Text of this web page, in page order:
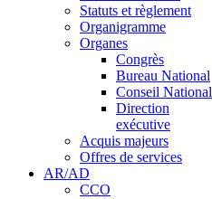
Statuts et règlement
Organigramme
Organes
Congrès
Bureau National
Conseil National
Direction
exécutive
Acquis majeurs
Offres de services
AR/AD
CCO